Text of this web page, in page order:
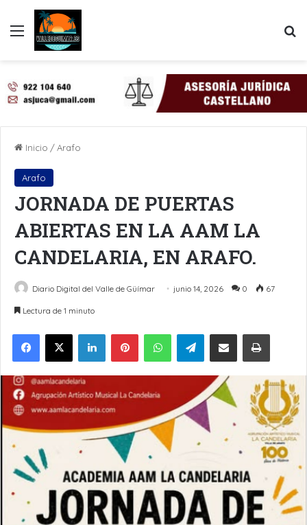
Menú
Inicio /Arafo
Arafo
JORNADA DE PUERTAS
ABIERTAS EN LA AAM LA
CANDELARIA, EN ARAFO.
Diario Digital del Valle de Güímar junio 14, 2026 0 67
Lectura de 1 minuto
LinkedInPinterestWhatsAppTelegramCompartir por Email Imprimir